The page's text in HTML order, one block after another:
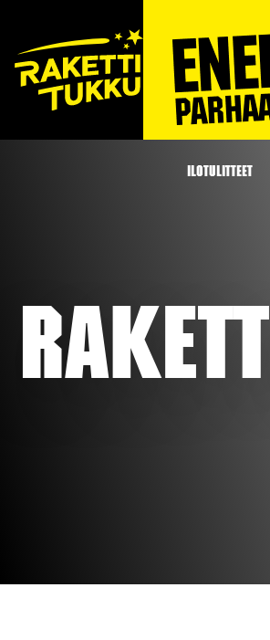
ILOTULITTEET